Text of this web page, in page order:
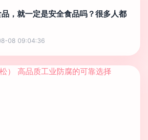
，就一定是安全食品吗？很多人都
08 09:04:36